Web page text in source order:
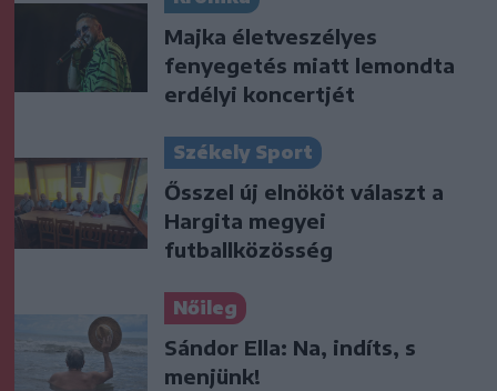
Majka életveszélyes
fenyegetés miatt lemondta
erdélyi koncertjét
Székely Sport
Ősszel új elnököt választ a
Hargita megyei
futballközösség
Nőileg
Sándor Ella: Na, indíts, s
menjünk!